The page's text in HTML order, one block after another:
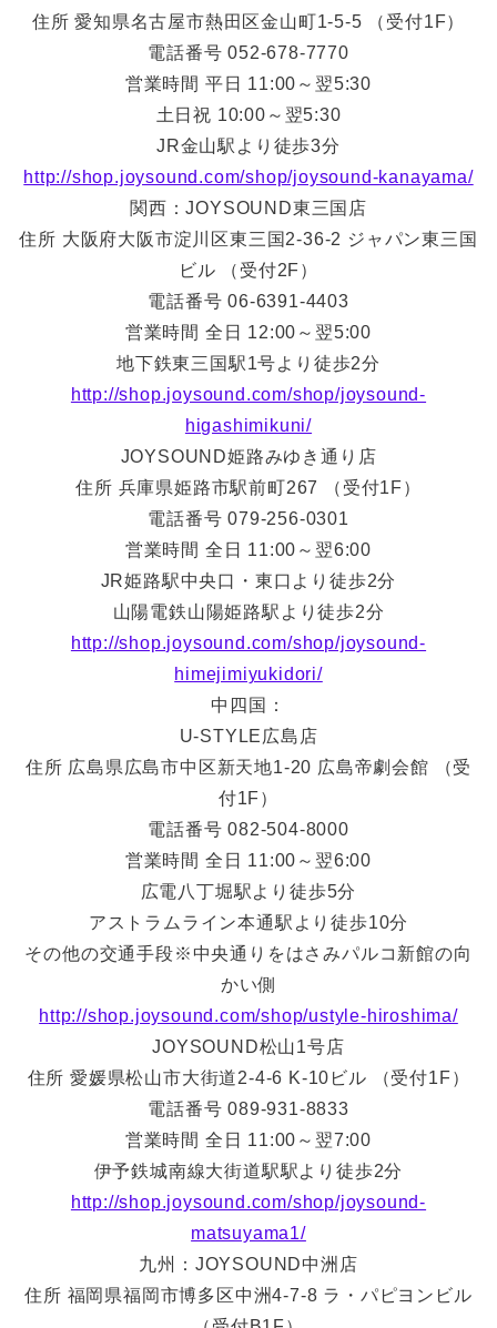
住所 愛知県名古屋市熱田区金山町1-5-5 （受付1F）
電話番号 052-678-7770
営業時間 平日 11:00～翌5:30
土日祝 10:00～翌5:30
JR金山駅より徒歩3分
http://shop.joysound.com/shop/joysound-kanayama/
関西：JOYSOUND東三国店
住所 大阪府大阪市淀川区東三国2-36-2 ジャパン東三国
ビル （受付2F）
電話番号 06-6391-4403
営業時間 全日 12:00～翌5:00
地下鉄東三国駅1号より徒歩2分
http://shop.joysound.com/shop/joysound-
higashimikuni/
JOYSOUND姫路みゆき通り店
住所 兵庫県姫路市駅前町267 （受付1F）
電話番号 079-256-0301
営業時間 全日 11:00～翌6:00
JR姫路駅中央口・東口より徒歩2分
山陽電鉄山陽姫路駅より徒歩2分
http://shop.joysound.com/shop/joysound-
himejimiyukidori/
中四国：
U-STYLE広島店
住所 広島県広島市中区新天地1-20 広島帝劇会館 （受
付1F）
電話番号 082-504-8000
営業時間 全日 11:00～翌6:00
広電八丁堀駅より徒歩5分
アストラムライン本通駅より徒歩10分
その他の交通手段※中央通りをはさみパルコ新館の向
かい側
http://shop.joysound.com/shop/ustyle-hiroshima/
JOYSOUND松山1号店
住所 愛媛県松山市大街道2-4-6 K-10ビル （受付1F）
電話番号 089-931-8833
営業時間 全日 11:00～翌7:00
伊予鉄城南線大街道駅駅より徒歩2分
http://shop.joysound.com/shop/joysound-
matsuyama1/
九州：JOYSOUND中洲店
住所 福岡県福岡市博多区中洲4-7-8 ラ・パピヨンビル